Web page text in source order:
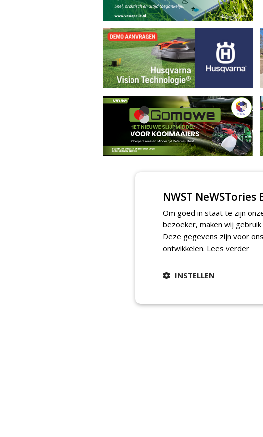
NWST NeWSTories
Om goed in staat te zijn
bezoeker, maken wij gebruik
Deze gegevens zijn voor
ontwikkelen. Lees verder
INSTELLEN